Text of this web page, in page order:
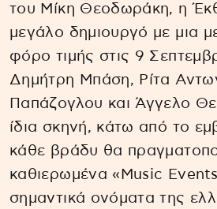
του Μίκη Θεοδωράκη, η
μεγάλο δημιουργό με μια
φόρο τιμής στις 9
Δημήτρη Μπάση, Ρίτα
Παπάζογλου και Άγγελο
ίδια σκηνή, κάτω από το
κάθε βράδυ θα
καθιερωμένα «Music
σημαντικά ονόματα της